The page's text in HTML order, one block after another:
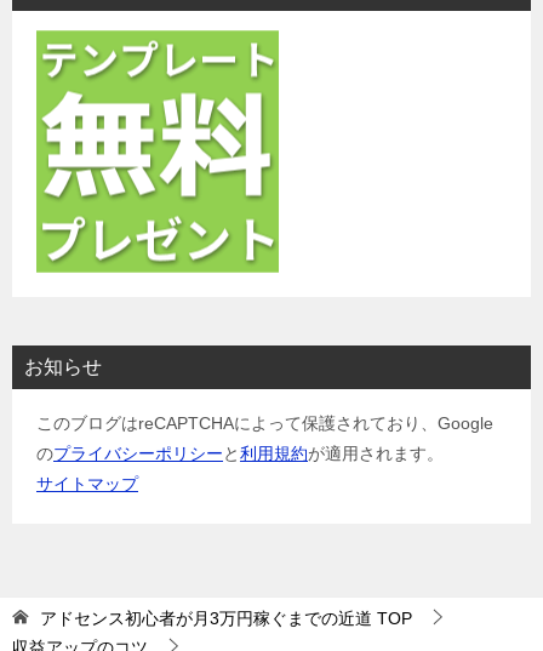
お知らせ
このブログはreCAPTCHAによって保護されており、Google
のプライバシーポリシーと利用規約が適用されます。
サイトマップ
アドセンス初心者が月3万円稼ぐまでの近道 TOP
収益アップのコツ